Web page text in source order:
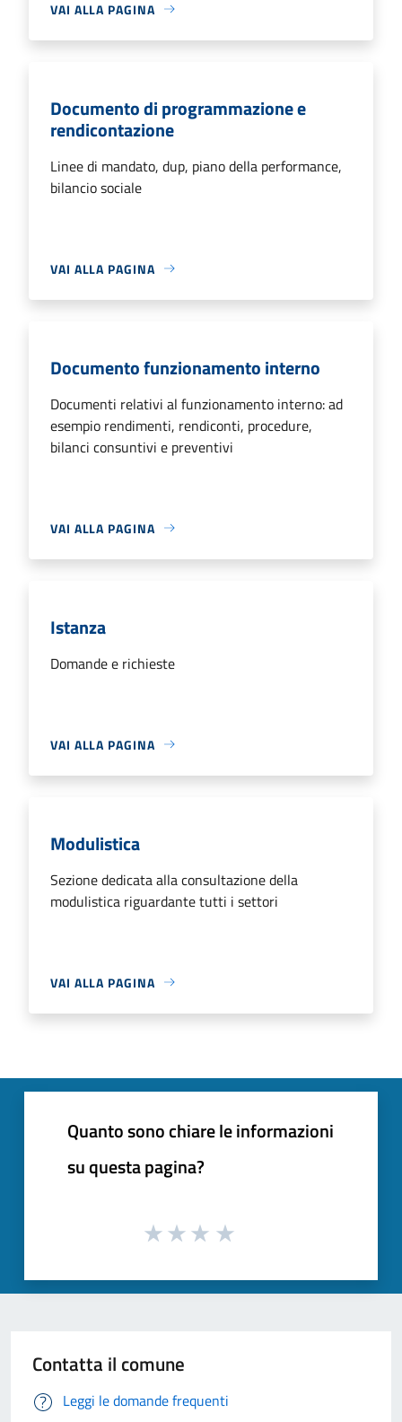
VAI ALLA PAGINA
Documento di programmazione e
rendicontazione
Linee di mandato, dup, piano della performance,
bilancio sociale
VAI ALLA PAGINA
Documento funzionamento interno
Documenti relativi al funzionamento interno: ad
esempio rendimenti, rendiconti, procedure,
bilanci consuntivi e preventivi
VAI ALLA PAGINA
Istanza
Domande e richieste
VAI ALLA PAGINA
Modulistica
Sezione dedicata alla consultazione della
modulistica riguardante tutti i settori
VAI ALLA PAGINA
Quanto sono chiare le informazioni
su questa pagina?
Contatta il comune
Leggi le domande frequenti